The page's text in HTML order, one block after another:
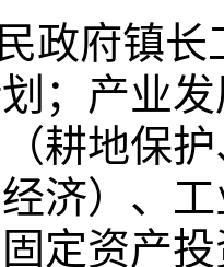
政府镇
；产业
耕地保
济）、
定资产